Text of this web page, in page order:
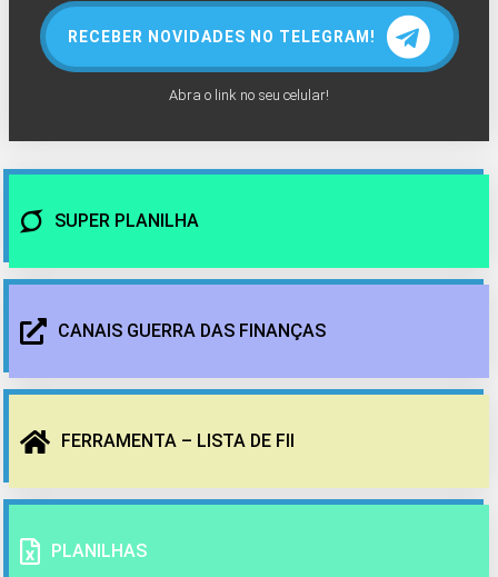
RECEBER NOVIDADES NO TELEGRAM!
Abra o link no seu celular!
SUPER PLANILHA
CANAIS GUERRA DAS FINANÇAS
FERRAMENTA – LISTA DE FII
PLANILHAS